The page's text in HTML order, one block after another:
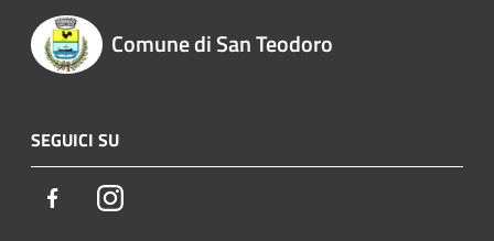
Comune di San Teodoro
SEGUICI SU
FacebookInstagram